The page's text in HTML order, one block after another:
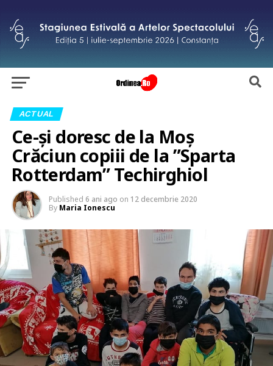
ACTUAL
Ce-și doresc de la Moș
Crăciun copiii de la ”Sparta
Rotterdam” Techirghiol
Published 6 ani ago on 12 decembrie 2020
By Maria Ionescu